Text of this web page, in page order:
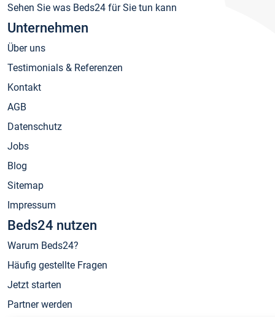
Sehen Sie was Beds24 für Sie tun kann
Unternehmen
Über uns
Testimonials & Referenzen
Kontakt
AGB
Datenschutz
Jobs
Blog
Sitemap
Impressum
Beds24 nutzen
Warum Beds24?
Häufig gestellte Fragen
Jetzt starten
Partner werden